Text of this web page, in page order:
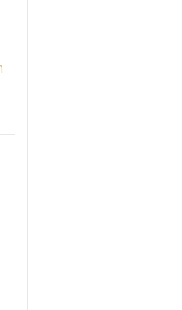
75cl aantal